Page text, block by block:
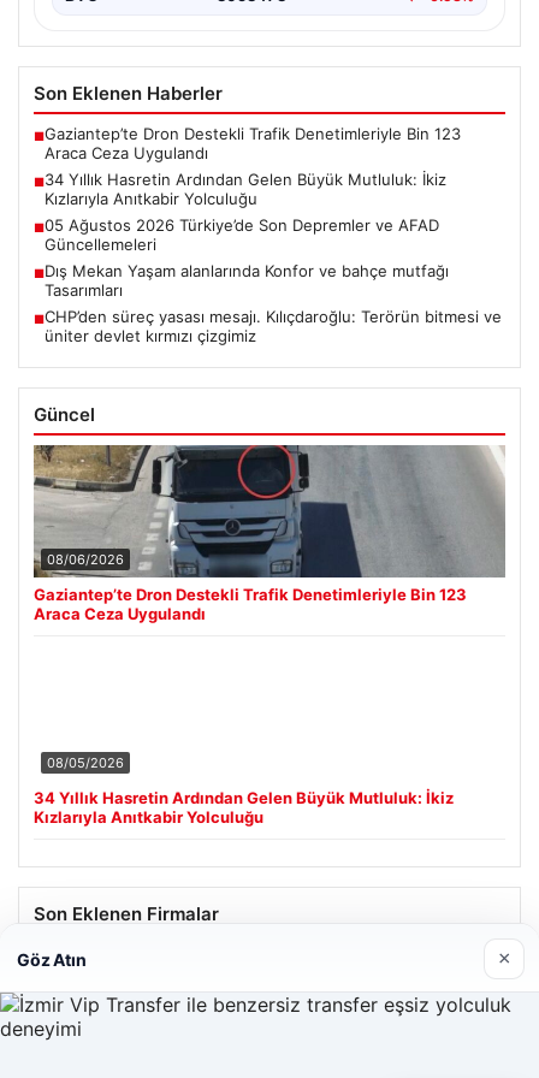
Son Eklenen Haberler
■Gaziantep’te Dron Destekli Trafik Denetimleriyle Bin 123
Araca Ceza Uygulandı
■34 Yıllık Hasretin Ardından Gelen Büyük Mutluluk: İkiz
Kızlarıyla Anıtkabir Yolculuğu
■05 Ağustos 2026 Türkiye’de Son Depremler ve AFAD
Güncellemeleri
■Dış Mekan Yaşam alanlarında Konfor ve bahçe mutfağı
Tasarımları
■CHP’den süreç yasası mesajı. Kılıçdaroğlu: Terörün bitmesi ve
üniter devlet kırmızı çizgimiz
Güncel
08/06/2026
Gaziantep’te Dron Destekli Trafik Denetimleriyle Bin 123
Araca Ceza Uygulandı
08/05/2026
34 Yıllık Hasretin Ardından Gelen Büyük Mutluluk: İkiz
Kızlarıyla Anıtkabir Yolculuğu
Son Eklenen Firmalar
Göz Atın ×